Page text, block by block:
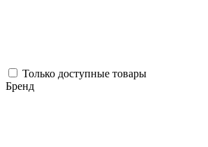
Только доступные товары
Бренд